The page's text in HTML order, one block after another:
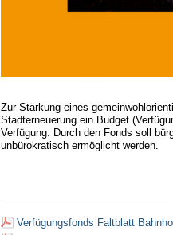
Zur Stärkung eines
Stadterneuerung ein Budget
Verfügung. Durch den Fonds soll
unbürokratisch ermöglicht werden.
Verfügungsfonds Faltblatt